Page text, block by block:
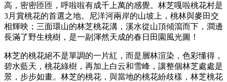
高，密密匝匝，呼啦啦有成千上萬的感覺。林芝嘎啦桃花村是
3月賞桃花的首選之地。尼洋河兩岸的山坡上，桃林與麥田交
相輝映；三面環山的林芝桃花溝，溪水從山頂傾瀉而下，澗邊
長滿了野生桃樹，是一副渾然天成的春日田園風光圖！
林芝的桃花絕不是單調的一片紅，而是層林渲染，色彩懂得，
碧水藍天，桃花綠樹，再加上白云和雪峰，讓整個林芝處處是
景，步步如畫。林芝的桃花，與當地的桃花紛歧樣，林芝桃花